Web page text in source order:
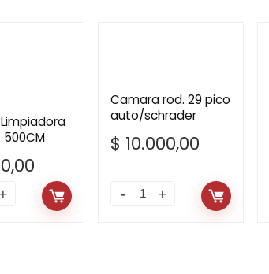
500CM
Camara rod. 29 pico
auto/schrader
$ 10.000,00